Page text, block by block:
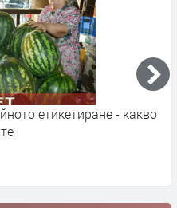
скандално обръщение